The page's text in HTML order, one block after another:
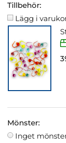
Tillbehör:
Lägg i
Mönster:
Inget